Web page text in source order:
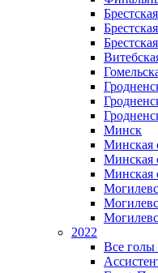
Минск
Минская
Минская
Минская
2022
Все голы